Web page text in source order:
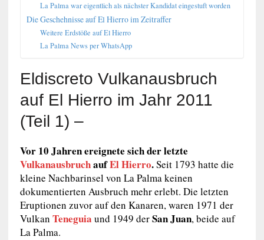
La Palma war eigentlich als nächster Kandidat eingestuft worden
Die Geschehnisse auf El Hierro im Zeitraffer
Weitere Erdstöße auf El Hierro
La Palma News per WhatsApp
Eldiscreto Vulkanausbruch
auf El Hierro im Jahr 2011
(Teil 1) –
Vor 10 Jahren ereignete sich der letzte
VulkanausbruchaufEl Hierro.Seit 1793 hatte die
kleine Nachbarinsel von La Palma keinen
dokumentierten Ausbruch mehr erlebt. Die letzten
Eruptionen zuvor auf den Kanaren, waren 1971 der
Vulkan Teneguia und 1949 derSan Juan, beide auf
La Palma.